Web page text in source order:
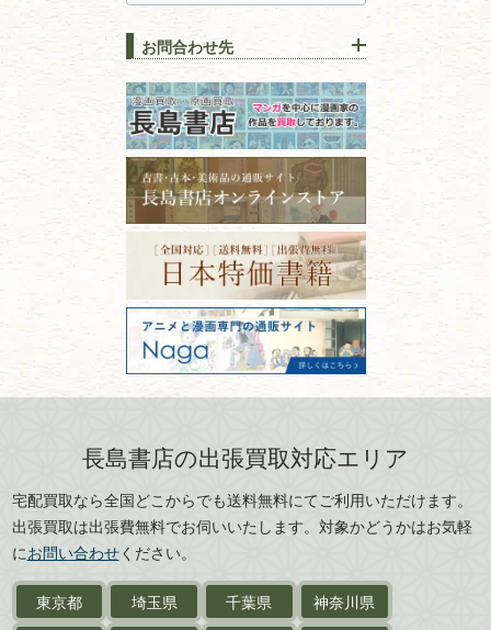
趣味・教養
書道
拓本・法帖・碑帖
篆刻・印譜
書道具
美術書・アート本・
デザイン本
カメラ・撮影術
版画・リトグラフ・
刀剣・鎧・甲冑
武道書・武術書
近代文学・
サイン色紙
古本を高く売る方法！買取で
上手な売り方のコツを解説
古本の保管方法と劣化する原
因！適切な管理で長持ちさせ
るコツ
古本は汚れていると買取でき
ない？適切な保管方法とクリ
ーニング！
ISBNコードとは？書籍の識別
番号の意味と役割を解説
価値ある古書を売るポイント
と注意点
栃木県
山梨県
新潟県
長野県
愛知県
石川県
福井県
福島県
富山県
青森県
岩手県
宮城県
秋田県
山形県
岐阜県
三重県
滋賀県
京都府
大阪府
兵庫県
奈良県
島根県
岡山県
徳島県
香川県
愛媛県
お問合わせ先
古本買取専門店 長島書店
〒101-0051
東京都千代田区神田神保町2-5-1
フリーダイヤル：0120-414-548
電話：03-3512-8115
FAX：03-3512-8116
古物商許可：東京都公安委員会 第
301028901712号
古物商名称：有限会社長島書店
長島書店の出張買取対応エリア
宅配買取なら全国どこからでも送料無料にてご利用いただけます。
出張買取は出張費無料でお伺いいたします。対象かどうかはお気軽
にお問い合わせください。
東京都 埼玉県 千葉県
神奈川県